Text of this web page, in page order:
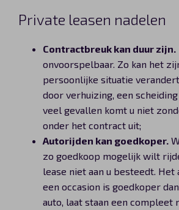
Private leasen nadelen
Contractbreuk kan duur zijn.
onvoorspelbaar. Zo kan het
persoonlijke situatie
door verhuizing, een
veel gevallen komt u niet
onder het contract uit;
Autorijden kan goedkoper.
zo goedkoop mogelijk wilt
lease niet aan u besteedt. Het
een occasion is goedkoper
auto, laat staan een compleet